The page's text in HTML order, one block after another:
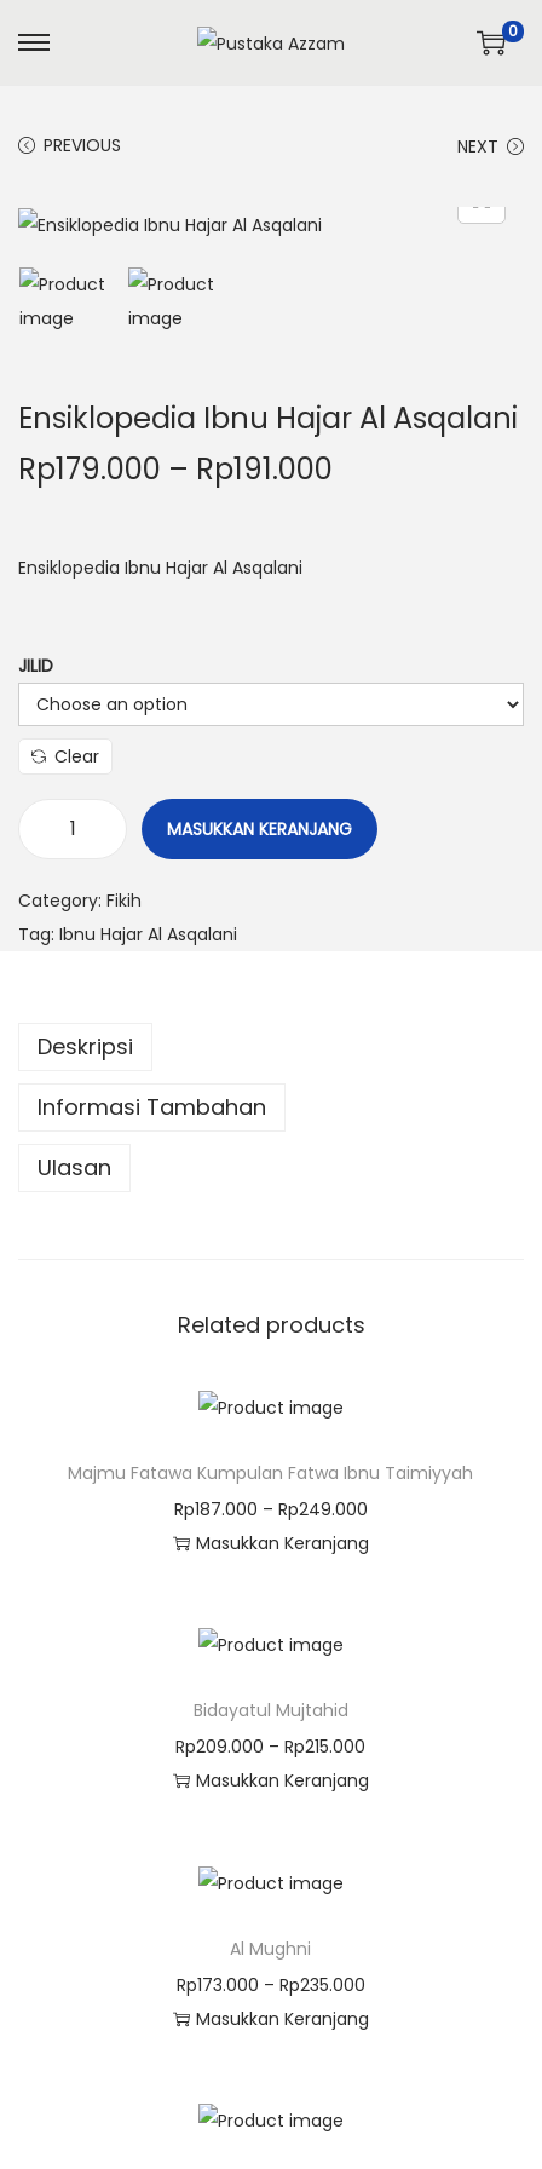
0
PREVIOUS NEXT
Ensiklopedia Ibnu Hajar Al Asqalani
Rp179.000 – Rp191.000
Ensiklopedia Ibnu Hajar Al Asqalani
JILID
Clear
MASUKKAN KERANJANG
Category: Fikih
Tag: Ibnu Hajar Al Asqalani
Deskripsi
Informasi Tambahan
Ulasan
Related products
Majmu Fatawa Kumpulan Fatwa Ibnu Taimiyyah
Rp187.000 – Rp249.000
Masukkan Keranjang
Bidayatul Mujtahid
Rp209.000 – Rp215.000
Masukkan Keranjang
Al Mughni
Rp173.000 – Rp235.000
Masukkan Keranjang